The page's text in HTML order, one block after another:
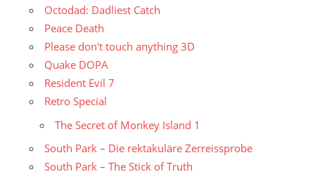
Octodad: Dadliest Catch
Peace Death
Please don't touch anything 3D
Quake DOPA
Resident Evil 7
Retro Special
The Secret of Monkey Island 1
South Park – Die rektakuläre Zerreissprobe
South Park – The Stick of Truth